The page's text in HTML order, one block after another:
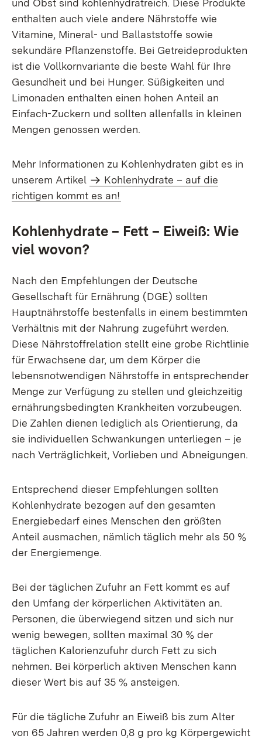
und Obst sind kohlenhydratreich. Diese Produkte
enthalten auch viele andere Nährstoffe wie
Vitamine, Mineral- und Ballaststoffe sowie
sekundäre Pflanzenstoffe. Bei Getreideprodukten
ist die Vollkornvariante die beste Wahl für Ihre
Gesundheit und bei Hunger. Süßigkeiten und
Limonaden enthalten einen hohen Anteil an
Einfach-Zuckern und sollten allenfalls in kleinen
Mengen genossen werden.
Mehr Informationen zu Kohlenhydraten gibt es in
unserem Artikel
Kohlenhydrate – auf die
richtigen kommt es an!
Kohlenhydrate – Fett – Eiweiß: Wie
viel wovon?
Nach den Empfehlungen der Deutsche
Gesellschaft für Ernährung (DGE) sollten
Hauptnährstoffe bestenfalls in einem bestimmten
Verhältnis mit der Nahrung zugeführt werden.
Diese Nährstoffrelation stellt eine grobe Richtlinie
für Erwachsene dar, um dem Körper die
lebensnotwendigen Nährstoffe in entsprechender
Menge zur Verfügung zu stellen und gleichzeitig
ernährungsbedingten Krankheiten vorzubeugen.
Die Zahlen dienen lediglich als Orientierung, da
sie individuellen Schwankungen unterliegen – je
nach Verträglichkeit, Vorlieben und Abneigungen.
Entsprechend dieser Empfehlungen sollten
Kohlenhydrate bezogen auf den gesamten
Energiebedarf eines Menschen den größten
Anteil ausmachen, nämlich täglich mehr als 50 %
der Energiemenge.
Bei der täglichen Zufuhr an Fett kommt es auf
den Umfang der körperlichen Aktivitäten an.
Personen, die überwiegend sitzen und sich nur
wenig bewegen, sollten maximal 30 % der
täglichen Kalorienzufuhr durch Fett zu sich
nehmen. Bei körperlich aktiven Menschen kann
dieser Wert bis auf 35 % ansteigen.
Für die tägliche Zufuhr an Eiweiß bis zum Alter
von 65 Jahren werden 0,8 g pro kg Körpergewicht